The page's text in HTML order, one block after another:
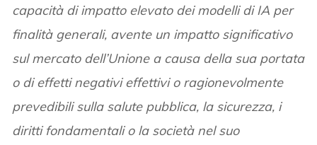
capacità di impatto elevato dei modelli di IA per
finalità generali, avente un impatto significativo
sul mercato dell’Unione a causa della sua portata
o di effetti negativi effettivi o ragionevolmente
prevedibili sulla salute pubblica, la sicurezza, i
diritti fondamentali o la società nel suo